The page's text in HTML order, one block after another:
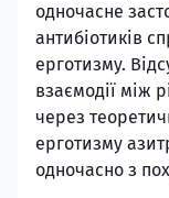
одночасне
антибіотиків
ерготизму.
взаємодії між
через
ерготизму
одночасно з